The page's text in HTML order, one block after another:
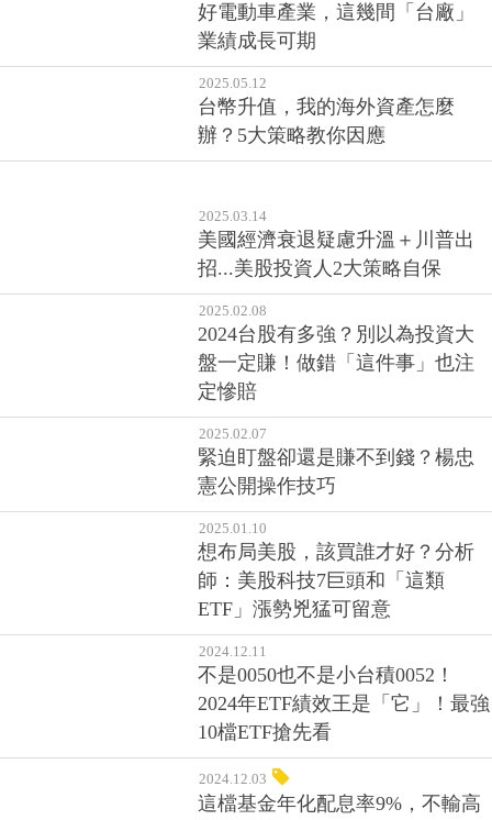
好電動車產業，這幾間「台廠」
業績成長可期
2025.05.12
台幣升值，我的海外資產怎麼
辦？5大策略教你因應
2025.03.14
美國經濟衰退疑慮升溫＋川普出
招...美股投資人2大策略自保
2025.02.08
2024台股有多強？別以為投資大
盤一定賺！做錯「這件事」也注
定慘賠
2025.02.07
緊迫盯盤卻還是賺不到錢？楊忠
憲公開操作技巧
2025.01.10
想布局美股，該買誰才好？分析
師：美股科技7巨頭和「這類
ETF」漲勢兇猛可留意
2024.12.11
不是0050也不是小台積0052！
2024年ETF績效王是「它」！最強
10檔ETF搶先看
2024.12.03
這檔基金年化配息率9%，不輸高